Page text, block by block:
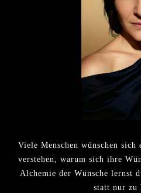
Viele Menschen wünschen sich
verstehen, warum sich ihre
Alchemie der Wünsche lernst
statt nur zu